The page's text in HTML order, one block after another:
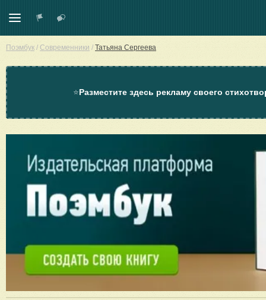
Поэмбук / Современники / Татьяна Сергеева
⭐Разместите здесь рекламу своего